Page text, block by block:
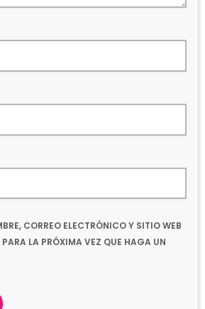
CORREO ELECTRÓNICO Y SITIO WEB
LA PRÓXIMA VEZ QUE HAGA UN